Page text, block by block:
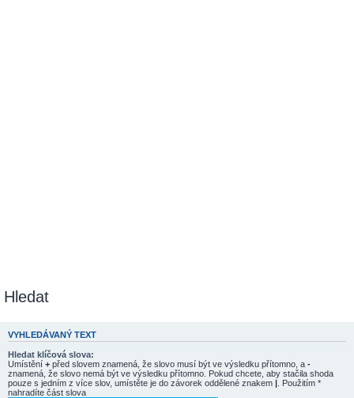
Hledat
VYHLEDÁVANÝ TEXT
Hledat klíčová slova:
Umístění + před slovem znamená, že slovo musí být ve výsledku přítomno, a -
znamená, že slovo nemá být ve výsledku přítomno. Pokud chcete, aby stačila shoda
pouze s jedním z více slov, umístěte je do závorek oddělené znakem | . Použitím *
nahradíte část slova